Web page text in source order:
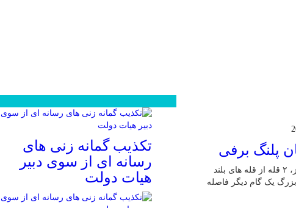
پلنگ برفی
محمودآباد آنلاین: کوهنورد شایسته محمودآبادی توانست در صعودی موفقیت آمیز، ۲ قله از قله های بلند
یک گام دیگر فاصله
تکذیب گمانه زنی های
رسانه ای از سوی دبیر
هیات دولت